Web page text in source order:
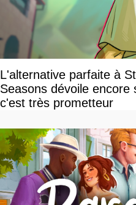
L'alternative parfaite à
Seasons dévoile encore
c'est très prometteur